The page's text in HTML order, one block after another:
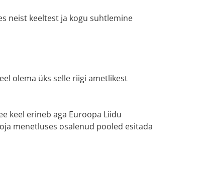
neist keeltest ja kogu suhtlemine
olema üks selle riigi ametlikest
keel erineb aga Euroopa Liidu
menetluses osalenud pooled esitada